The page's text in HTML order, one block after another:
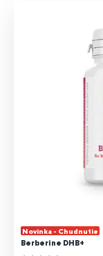
Novinka - Chudnutie
Berberine DHB+